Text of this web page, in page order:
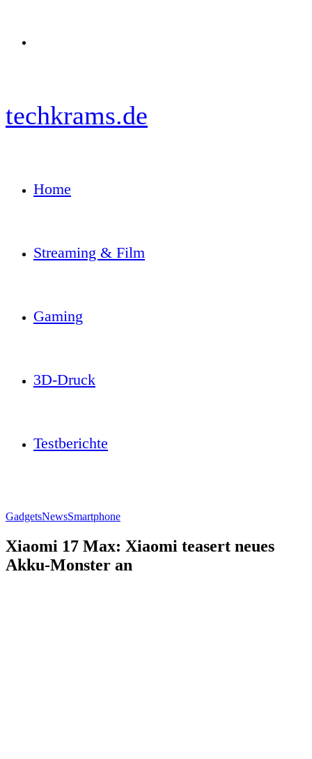
techkrams.de
Home
Streaming & Film
Gaming
3D-Druck
Testberichte
GadgetsNewsSmartphone
Xiaomi 17 Max: Xiaomi teasert neues
Akku-Monster an